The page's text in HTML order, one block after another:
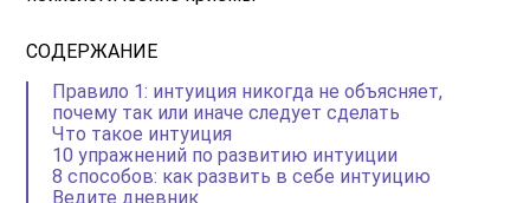
СОДЕРЖАНИЕ
Правило 1: интуиция никогда не объясняет,
почему так или иначе следует сделать
Что такое интуиция
10 упражнений по развитию интуиции
8 способов: как развить в себе интуицию
Ведите дневник